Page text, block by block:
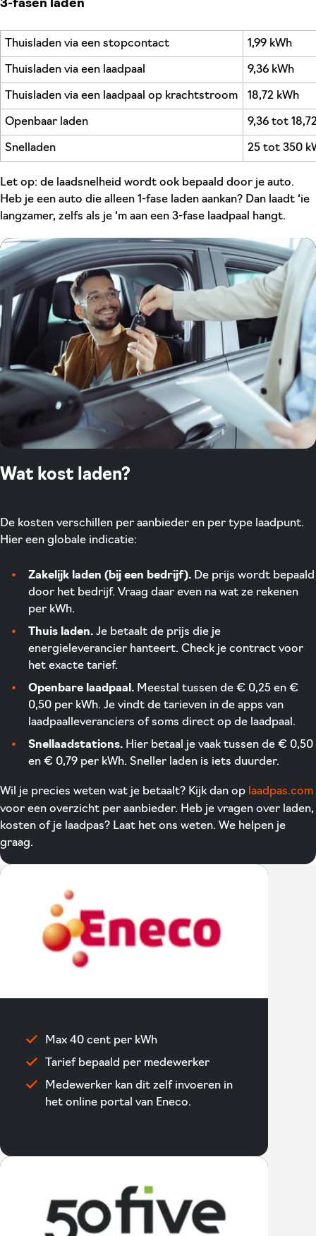
3-fasen laden
Thuisladen via een stopcontact 1,99 kWh
Thuisladen via een laadpaal 9,36 kWh
Thuisladen via een laadpaal op krachtstroom 18,72 kWh
Openbaar laden 9,36 tot
Snelladen 25 tot 350
Let op: de laadsnelheid wordt ook bepaald door je auto.
Heb je een auto die alleen 1-fase laden aankan? Dan laadt ‘ie
langzamer, zelfs als je ‘m aan een 3-fase laadpaal hangt.
Wat kost laden?
De kosten verschillen per aanbieder en per type laadpunt.
Hier een globale indicatie:
Zakelijk laden (bij een bedrijf). De prijs wordt bepaald
door het bedrijf. Vraag daar even na wat ze rekenen
per kWh.
Thuis laden. Je betaalt de prijs die je
energieleverancier hanteert. Check je contract voor
het exacte tarief.
Openbare laadpaal. Meestal tussen de € 0,25 en €
0,50 per kWh. Je vindt de tarieven in de apps van
laadpaalleveranciers of soms direct op de laadpaal.
Snellaadstations. Hier betaal je vaak tussen de € 0,50
en € 0,79 per kWh. Sneller laden is iets duurder.
Wil je precies weten wat je betaalt? Kijk dan op laadpas.com
voor een overzicht per aanbieder. Heb je vragen over laden,
kosten of je laadpas? Laat het ons weten. We helpen je
graag.
Max 40 cent per kWh
Tarief bepaald per medewerker
Medewerker kan dit zelf invoeren in
het online portal van Eneco.